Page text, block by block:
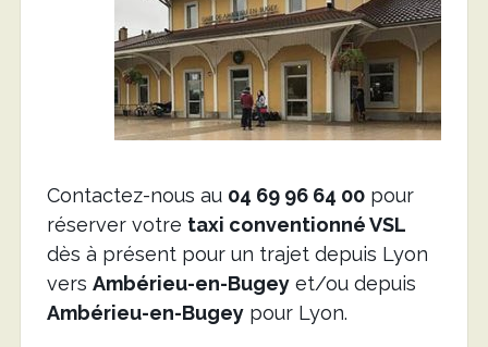
Contactez-nous au 04 69 96 64 00pour
réserver votre taxi conventionné VSL
dès à présent pour un trajet depuis Lyon
vers Ambérieu-en-Bugeyet/ou depuis
Ambérieu-en-Bugeypour Lyon.